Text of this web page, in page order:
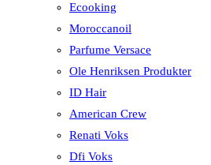
Ecooking
Moroccanoil
Parfume Versace
Ole Henriksen Produkter
ID Hair
American Crew
Renati Voks
Dfi Voks